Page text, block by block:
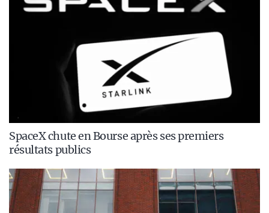
SpaceX chute en Bourse après ses premiers
résultats publics